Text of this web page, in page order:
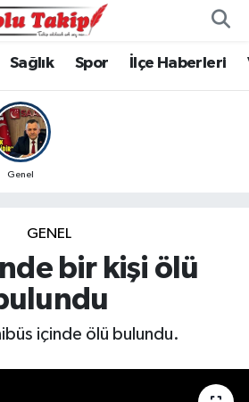
Sağlık Spor İlçe Haberleri
Genel
GENEL
bir kişi ölü
içinde ölü bulundu.